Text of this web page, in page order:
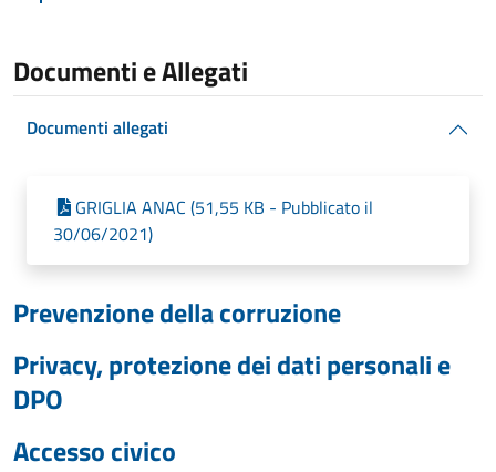
Documenti e Allegati
Documenti allegati
GRIGLIA ANAC (51,55 KB - Pubblicato il
30/06/2021)
Prevenzione della corruzione
Privacy, protezione dei dati personali e
DPO
Accesso civico